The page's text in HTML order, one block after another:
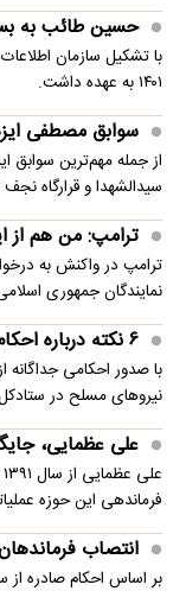
حسین طائب به
۱۴۰۱ به عهده داشت.
سوابق مصطفی
از جمله مهم‌ترین سوابق
سیدالشهدا و قرارگاه
ترامپ: من هم از
ترامپ در واکنش به
نمایندگان جمهوری
۶ نکته درباره احکام انتصاب ۶ فرمانده ارشد نیروهای مسلح
نیروهای مسلح در
علی عظمایی،
فرماندهی این حوزه
انتصاب
بر اساس احکام صادره از